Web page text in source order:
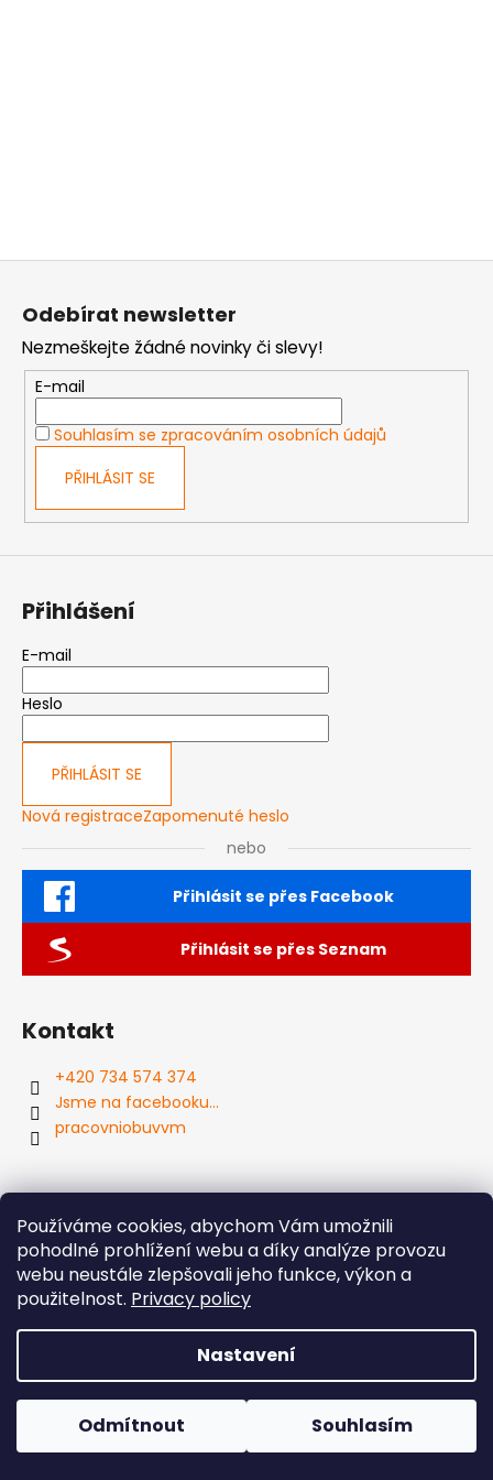
Používáme cookies, abychom Vám umožnili
pohodlné prohlížení webu a díky analýze provozu
webu neustále zlepšovali jeho funkce, výkon a
použitelnost. Privacy policy
Nastavení
Odmítnout Souhlasím
Odebírat newsletter
Nezmeškejte žádné novinky či slevy!
E-mail
Souhlasím se zpracováním osobních údajů
PŘIHLÁSIT SE
Přihlášení
E-mail
Heslo
PŘIHLÁSIT SE
Nová registraceZapomenuté heslo
nebo
Přihlásit se přes Facebook
Přihlásit se přes Seznam
Kontakt
+420 734 574 374
Jsme na facebooku...
pracovniobuvvm
Instagram